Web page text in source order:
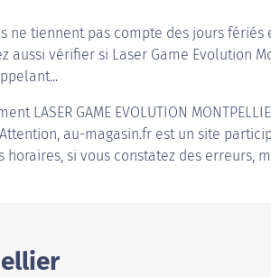
ne tiennent pas compte des jours fériés
aussi vérifier si Laser Game Evolution
LASER GAME EVOLUTION
au-magasin.fr est un site
horaires, si vous constatez des erreurs,